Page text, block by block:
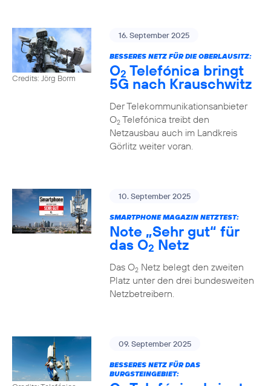
Credits: Jörg Borm
16. September 2025
BESSERES NETZ FÜR DIE OBERLAUSITZ:
O2 Telefónica bringt
5G nach Krauschwitz
Der Telekommunikationsanbieter
O2Telefónica treibt den
Netzausbau auch im Landkreis
Görlitz weiter voran.
10. September 2025
SMARTPHONE MAGAZIN NETZTEST:
Note „Sehr gut“ für
das O2 Netz
Das O2Netz belegt den zweiten
Platz unter den drei bundesweiten
Netzbetreibern.
09. September 2025
BESSERES NETZ FÜR DAS
BURGSTEINGEBIET: